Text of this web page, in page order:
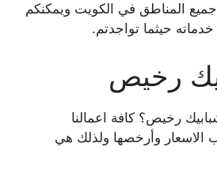
جميع المناطق في الكويت ويمكنكم
خدماته حيثما تواجدتم.
رخيص
رخيص؟ كافة اعمالنا
الاسعار وأرخصها ولذلك هي